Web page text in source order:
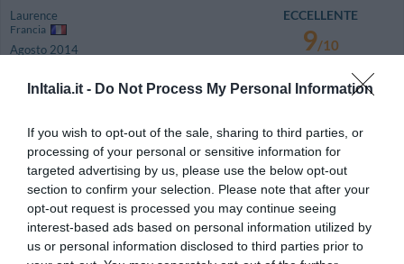
InItalia.it - Do Not Process My Personal Information
If you wish to opt-out of the sale, sharing to third parties, or
processing of your personal or sensitive information for
targeted advertising by us, please use the below opt-out
section to confirm your selection. Please note that after your
opt-out request is processed you may continue seeing
interest-based ads based on personal information utilized by
us or personal information disclosed to third parties prior to
Laurence
Francia
Agosto 2014
ECCELLENTE
9/10
Bel hôtel, piscine superbe, restaurant de très bonne qualité, bien situé pour
ne nous attendions pas à une telle qualité.
Ritornerebbe in questo hotel?
SI
dettagli
Luigi
Italia
ECCEZIONALE